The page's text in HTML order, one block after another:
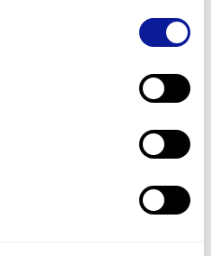
속 케어를 받을 수 있습니다.
전학 정보를 제공해 드립니다.